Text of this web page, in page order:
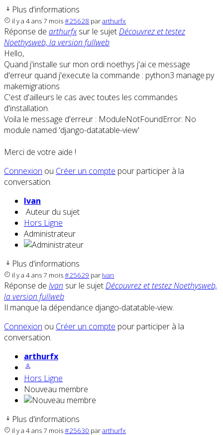
Plus d'informations
il y a 4 ans 7 mois#25628 pararthurfx
Réponse de arthurfxsur le sujetDécouvrez et testez
Noethysweb, la version fullweb
Hello,
Quand j'installe sur mon ordi noethys j'ai ce message
d'erreur quand j'execute la commande : python3 manage.py
makemigrations
C'est d'ailleurs le cas avec toutes les commandes
d'installation.
Voila le message d'erreur : ModuleNotFoundError: No
module named 'django-datatable-view'
Merci de votre aide !
Connexion ou Créer un compte pour participer à la
conversation.
Ivan
Auteur du sujet
Hors Ligne
Administrateur
Plus d'informations
il y a 4 ans 7 mois#25629 par Ivan
Réponse de Ivan sur le sujetDécouvrez et testez Noethysweb,
la version fullweb
Il manque la dépendance django-datatable-view.
Connexion ou Créer un compte pour participer à la
conversation.
arthurfx
Hors Ligne
Nouveau membre
Plus d'informations
il y a 4 ans 7 mois#25630 pararthurfx